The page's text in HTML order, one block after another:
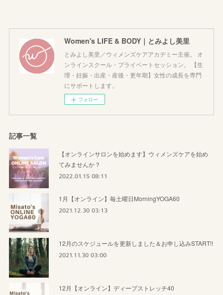
Women's LIFE & BODY｜とみよし美里
とみよし美里／ウィメンズケアアカデミー主催。 オ
ンラインスクール・プライベートセッション。 【生
理・妊娠・出産・産後・更年期】女性の成長を専門
にサポートします。
フォロー
記事一覧
【オンラインサロンを始めます】ウィメンズケアを始め
てみませんか？
2022.01.15 08:11
1月【オンライン】毎土曜日MorningYOGA60
2021.12.30 03:13
12月のスケジュールを更新しました＆お申し込みSTART!!
2021.11.30 03:00
12月【オンライン】ディープストレッチ40